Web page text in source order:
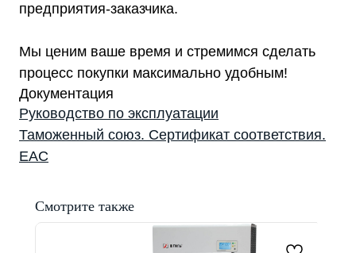
предприятия-заказчика.
Мы ценим ваше время и стремимся сделать
процесс покупки максимально удобным!
Документация
Руководство по эксплуатации
Таможенный союз. Сертификат соответствия.
EAC
Смотрите также